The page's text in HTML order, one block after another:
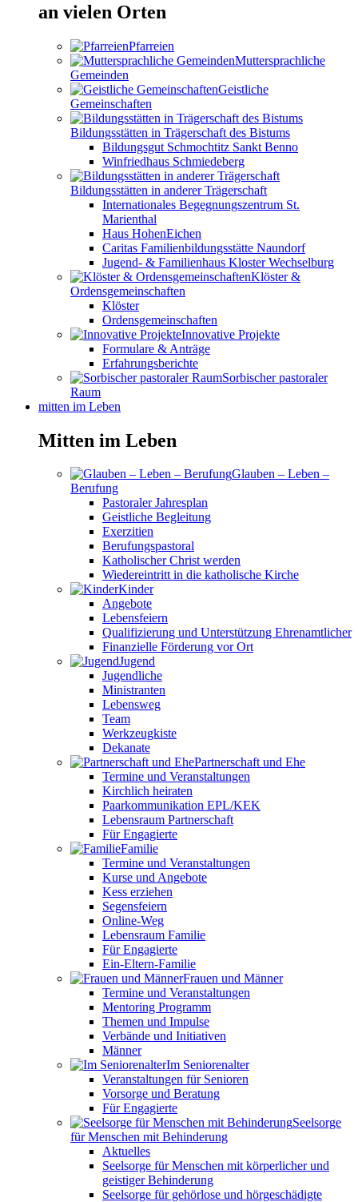
an vielen Orten
Pfarreien
Muttersprachliche
Gemeinden
Geistliche
Gemeinschaften
Bildungsstätten in Trägerschaft des Bistums
Bildungsgut Schmochtitz Sankt Benno
Winfriedhaus Schmiedeberg
Bildungsstätten in anderer Trägerschaft
Internationales Begegnungszentrum St.
Marienthal
Haus HohenEichen
Caritas Familienbildungsstätte Naundorf
Jugend- & Familienhaus Kloster Wechselburg
Klöster &
Ordensgemeinschaften
Klöster
Ordensgemeinschaften
Innovative Projekte
Formulare & Anträge
Erfahrungsberichte
Sorbischer pastoraler
Raum
mitten im Leben
Mitten im Leben
Glauben – Leben –
Berufung
Pastoraler Jahresplan
Geistliche Begleitung
Exerzitien
Berufungspastoral
Katholischer Christ werden
Wiedereintritt in die katholische Kirche
Kinder
Angebote
Lebensfeiern
Qualifizierung und Unterstützung Ehrenamtlicher
Finanzielle Förderung vor Ort
Jugend
Jugendliche
Ministranten
Lebensweg
Team
Werkzeugkiste
Dekanate
Partnerschaft und Ehe
Termine und Veranstaltungen
Kirchlich heiraten
Paarkommunikation EPL/KEK
Lebensraum Partnerschaft
Für Engagierte
Familie
Termine und Veranstaltungen
Kurse und Angebote
Kess erziehen
Segensfeiern
Online-Weg
Lebensraum Familie
Für Engagierte
Ein-Eltern-Familie
Frauen und Männer
Termine und Veranstaltungen
Mentoring Programm
Themen und Impulse
Verbände und Initiativen
Männer
Im Seniorenalter
Veranstaltungen für Senioren
Vorsorge und Beratung
Für Engagierte
Seelsorge
für Menschen mit Behinderung
Aktuelles
Seelsorge für Menschen mit körperlicher und
geistiger Behinderung
Seelsorge für gehörlose und hörgeschädigte